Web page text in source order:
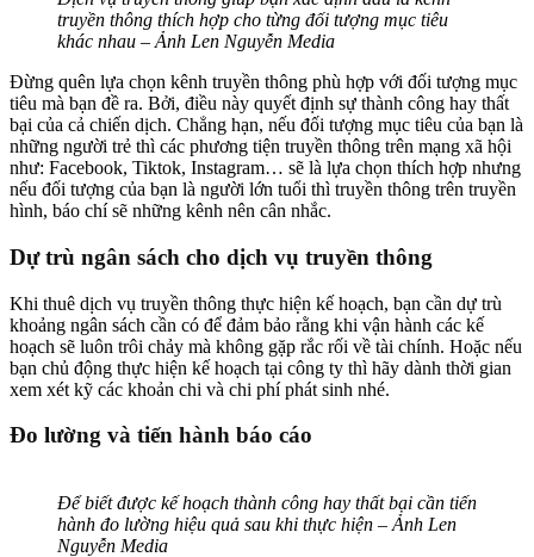
truyền thông thích hợp cho từng đối tượng mục tiêu
khác nhau – Ảnh Len Nguyễn Media
Đừng quên lựa chọn kênh truyền thông phù hợp với đối tượng mục
tiêu mà bạn đề ra. Bởi, điều này quyết định sự thành công hay thất
bại của cả chiến dịch. Chẳng hạn, nếu đối tượng mục tiêu của bạn là
những người trẻ thì các phương tiện truyền thông trên mạng xã hội
như: Facebook, Tiktok, Instagram… sẽ là lựa chọn thích hợp nhưng
nếu đối tượng của bạn là người lớn tuổi thì truyền thông trên truyền
hình, báo chí sẽ những kênh nên cân nhắc.
Dự trù ngân sách cho dịch vụ truyền thông
Khi thuê dịch vụ truyền thông thực hiện kế hoạch, bạn cần dự trù
khoảng ngân sách cần có để đảm bảo rằng khi vận hành các kế
hoạch sẽ luôn trôi chảy mà không gặp rắc rối về tài chính. Hoặc nếu
bạn chủ động thực hiện kế hoạch tại công ty thì hãy dành thời gian
xem xét kỹ các khoản chi và chi phí phát sinh nhé.
Đo lường và tiến hành báo cáo
Để biết được kế hoạch thành công hay thất bại cần tiến
hành đo lường hiệu quả sau khi thực hiện – Ảnh Len
Nguyễn Media